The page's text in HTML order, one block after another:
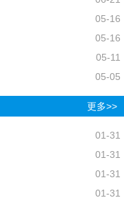
05-16
05-16
05-11
05-05
更多>>
01-31
01-31
01-31
01-31